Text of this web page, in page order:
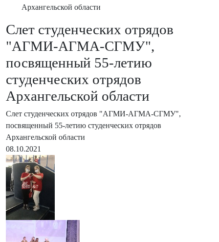
Архангельской области
Слет студенческих отрядов
"АГМИ-АГМА-СГМУ",
посвященный 55-летию
студенческих отрядов
Архангельской области
Слет студенческих отрядов "АГМИ-АГМА-СГМУ",
посвященный 55-летию студенческих отрядов
Архангельской области
08.10.2021